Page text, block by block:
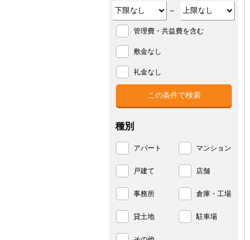
～
管理費・共益費を含む
敷金なし
礼金なし
種別
アパート マンション
戸建て 店舗
事務所 倉庫・工場
貸土地 駐車場